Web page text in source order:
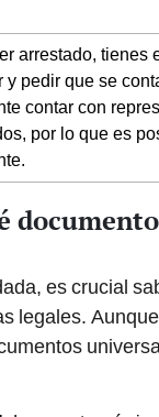
arrestado,
pedir que se
contar con
por lo que es
es crucial
legales.